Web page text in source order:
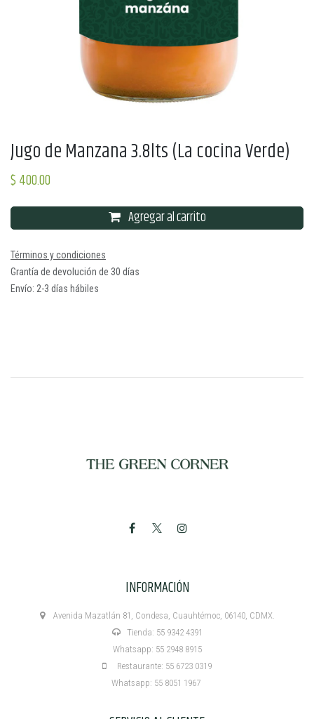
Jugo de Manzana 3.8lts (La cocina Verde)
$400.00
Agregar al carrito
Términos y condiciones
Grantía de devolución de 30 días
Envío: 2-3 días hábiles
INFORMACIÓN
Avenida Mazatlán 81, Condesa, Cuauhtémoc, 06140, CDMX.
Tienda: 55 9342 4391
Whatsapp: 55 2948 8915
Restaurante: 55 6723 0319
Whatsapp: 55 8051 1967